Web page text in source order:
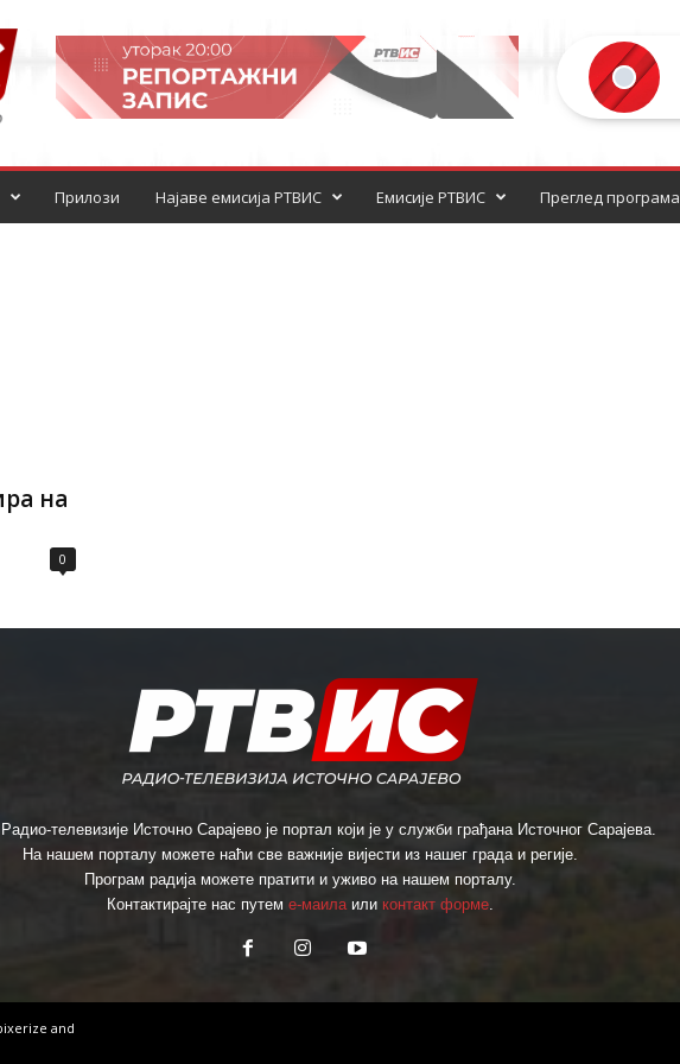
Прилози Најаве емисија РТВИС Емисије РТВИС Преглед програма
на
0
телевизије Источно Сарајево је портал који је у служби грађана Источног Сарајева.
На нашем порталу можете наћи све важније вијести из нашег града и регије.
Програм радија можете пратити и уживо на нашем порталу.
Контактирајте нас путем е-маилаили контакт форме.
and